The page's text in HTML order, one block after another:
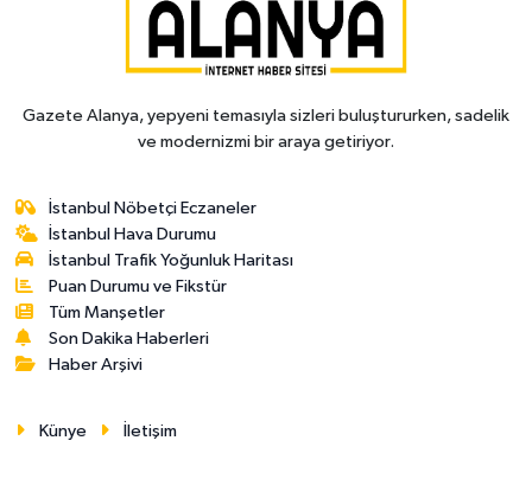
Gazete Alanya, yepyeni temasıyla sizleri buluştururken, sadelik
ve modernizmi bir araya getiriyor.
İstanbul Nöbetçi Eczaneler
İstanbul Hava Durumu
İstanbul Trafik Yoğunluk Haritası
Puan Durumu ve Fikstür
Tüm Manşetler
Son Dakika Haberleri
Haber Arşivi
Künye İletişim